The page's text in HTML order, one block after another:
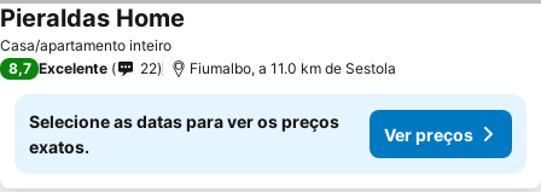
Casa/apartamento inteiro
Pieraldas Home
8,7 Excelente 22 Fiumalbo, a 11.0 km de Sestola
Selecione as datas para ver os preços
exatos.
Ver preços